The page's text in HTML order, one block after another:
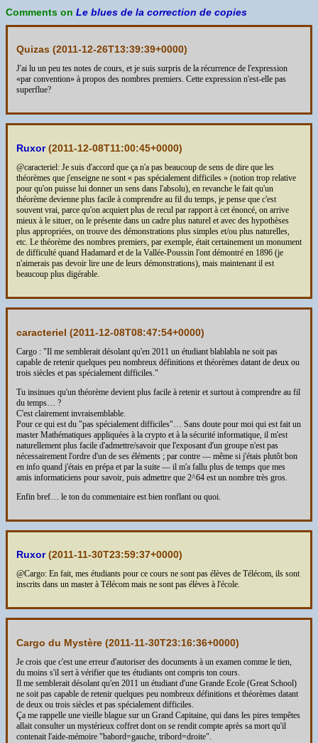
Comments on Le blues de la correction de copies
Quizas (2011-12-26T13:39:39+0000)
J'ai lu un peu tes notes de cours, et je suis surpris de la récurrence de l'expression
«par convention» à propos des nombres premiers. Cette expression n'est-elle pas
superflue?
Ruxor(2011-12-08T11:00:45+0000)
@caracteriel: Je suis d'accord que ça n'a pas beaucoup de sens de dire que les
théorèmes que j'enseigne ne sont « pas spécialement difficiles » (notion trop relative
pour qu'on puisse lui donner un sens dans l'absolu), en revanche le fait qu'un
théorème devienne plus facile à comprendre au fil du temps, je pense que c'est
souvent vrai, parce qu'on acquiert plus de recul par rapport à cet énoncé, on arrive
mieux à le situer, on le présente dans un cadre plus naturel et avec des hypothèses
plus appropriées, on trouve des démonstrations plus simples et/ou plus naturelles,
etc. Le théorème des nombres premiers, par exemple, était certainement un monument
de difficulté quand Hadamard et de la Vallée-Poussin l'ont démontré en 1896 (je
n'aimerais pas devoir lire une de leurs démonstrations), mais maintenant il est
beaucoup plus digérable.
caracteriel (2011-12-08T08:47:54+0000)
Cargo : "Il me semblerait désolant qu'en 2011 un étudiant blablabla ne soit pas
capable de retenir quelques peu nombreux définitions et théorèmes datant de deux ou
trois siècles et pas spécialement difficiles."
Tu insinues qu'un théorème devient plus facile à retenir et surtout à comprendre au fil
du temps… ?
C'est clairement invraisemblable.
Pour ce qui est du "pas spécialement difficiles"… Sans doute pour moi qui est fait un
master Mathématiques appliquées à la crypto et à la sécurité informatique, il m'est
naturellement plus facile d'admettre/savoir que l'exposant d'un groupe n'est pas
nécessairement l'ordre d'un de ses éléments ; par contre — même si j'étais plutôt bon
en info quand j'étais en prépa et par la suite — il m'a fallu plus de temps que mes
amis informaticiens pour savoir, puis admettre que 2^64 est un nombre très gros.
Enfin bref… le ton du commentaire est bien ronflant ou quoi.
Ruxor(2011-11-30T23:59:37+0000)
@Cargo: En fait, mes étudiants pour ce cours ne sont pas élèves de Télécom, ils sont
inscrits dans un master à Télécom mais ne sont pas élèves à l'école.
Cargo du Mystère (2011-11-30T23:16:36+0000)
Je crois que c'est une erreur d'autoriser des documents à un examen comme le tien,
du moins s'il sert à vérifier que tes étudiants ont compris ton cours.
Il me semblerait désolant qu'en 2011 un étudiant d'une Grande Ecole (Great School)
ne soit pas capable de retenir quelques peu nombreux définitions et théorèmes datant
de deux ou trois siècles et pas spécialement difficiles.
Ça me rappelle une vieille blague sur un Grand Capitaine, qui dans les pires tempêtes
allait consulter un mystérieux coffret dont on se rendit compte après sa mort qu'il
contenait l'aide-mémoire "babord=gauche, tribord=droite".